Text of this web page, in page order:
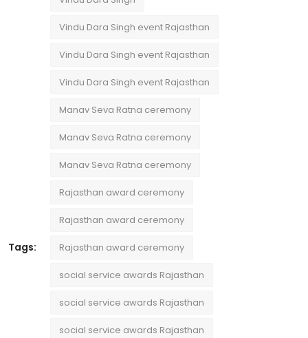
Tags:
Vindu Dara Singh event Rajasthan
Vindu Dara Singh event Rajasthan
Vindu Dara Singh event Rajasthan
Manav Seva Ratna ceremony
Manav Seva Ratna ceremony
Manav Seva Ratna ceremony
Rajasthan award ceremony
Rajasthan award ceremony
Rajasthan award ceremony
social service awards Rajasthan
social service awards Rajasthan
social service awards Rajasthan